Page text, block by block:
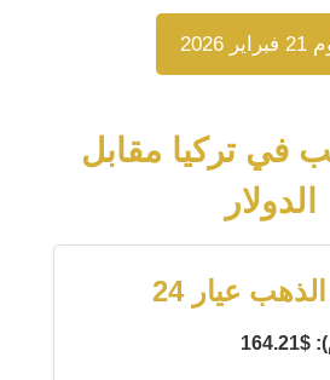
في تركيا مقابل
الدولار
عيار 24